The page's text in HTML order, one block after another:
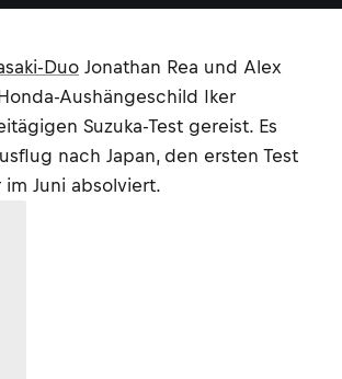
Duo Jonathan Rea und Alex
Aushängeschild Iker
Suzuka-Test gereist. Es
nach Japan, den ersten Test
Juni absolviert.